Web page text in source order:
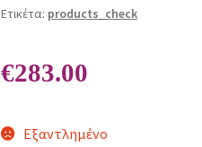
Ετικέτα: products_check
€283.00
Εξαντλημένο